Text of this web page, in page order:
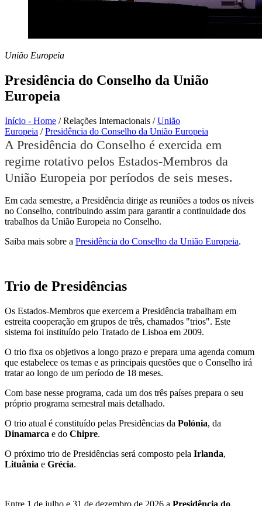
União Europeia
Presidência do Conselho da União
Europeia
Início - Home /Relações Internacionais /União
Europeia /Presidência do Conselho da União Europeia
A Presidência do Conselho é exercida em
regime rotativo pelos Estados-Membros da
União Europeia por períodos de seis meses.
Em cada semestre, a Presidência dirige as reuniões a todos os níveis
no Conselho, contribuindo assim para garantir a continuidade dos
trabalhos da União Europeia no Conselho.
Saiba mais sobre a Presidência do Conselho da União Europeia.
Trio de Presidências
Os Estados-Membros que exercem a Presidência trabalham em
estreita cooperação em grupos de três, chamados "trios". Este
sistema foi instituído pelo Tratado de Lisboa em 2009.
O trio fixa os objetivos a longo prazo e prepara uma agenda comum
que estabelece os temas e as principais questões que o Conselho irá
tratar ao longo de um período de 18 meses.
Com base nesse programa, cada um dos três países prepara o seu
próprio programa semestral mais detalhado.
O trio atual é constituído pelas Presidências da Polónia, da
Dinamarca e do Chipre.
O próximo trio de Presidências será composto pela Irlanda,
Lituânia e Grécia.
Entre 1 de julho e 31 de dezembro de 2026 a Presidência do